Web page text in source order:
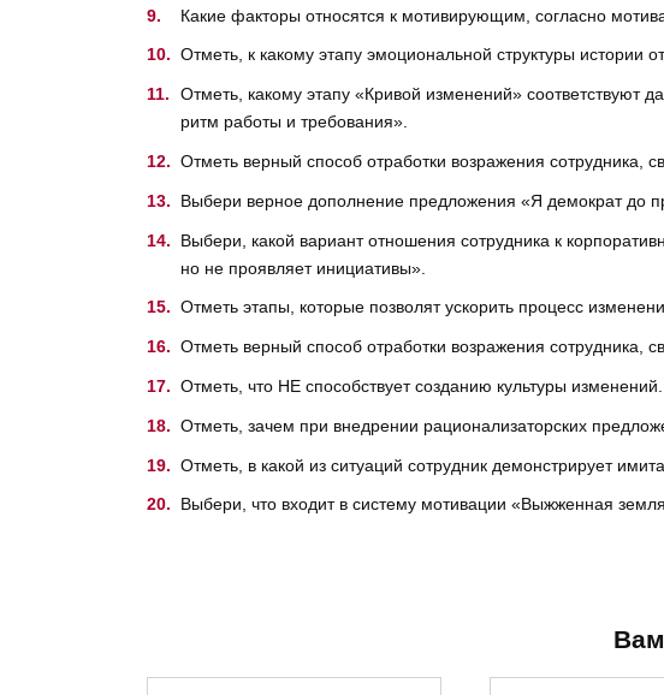
Какие факторы относятся к мотивирующим, согласно
Отметь, к какому этапу эмоциональной структуры
Отметь, какому этапу «Кривой изменений» соответствуют
ритм работы и требования».
Отметь верный способ отработки возражения сотрудника,
Выбери верное дополнение предложения «Я демократ до
Выбери, какой вариант отношения сотрудника к
но не проявляет инициативы».
Отметь этапы, которые позволят ускорить процесс
Отметь верный способ отработки возражения сотрудника,
Отметь, что НЕ способствует созданию культуры изменений.
Отметь, зачем при внедрении рационализаторских
Отметь, в какой из ситуаций сотрудник демонстрирует
Выбери, что входит в систему мотивации «Выжженная